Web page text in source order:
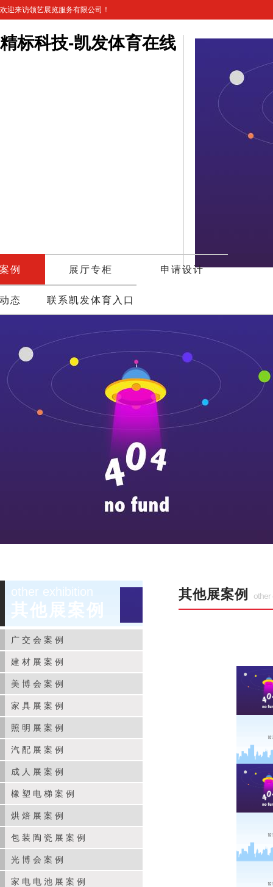
欢迎来访领艺展览服务有限公司！
精标科技-凯发体育在线
例 展厅专柜 申请设计
态 联系凯发体育入口
other exhibition
其他展案例
广交会案例
建材展案例
美博会案例
家具展案例
照明展案例
汽配展案例
成人展案例
橡塑电梯案例
烘焙展案例
包装陶瓷展案例
光博会案例
家电电池展案例
其他展案例 other